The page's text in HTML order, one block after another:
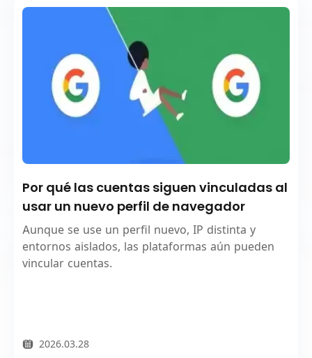
Por qué las cuentas siguen vinculadas al
usar un nuevo perfil de navegador
Aunque se use un perfil nuevo, IP distinta y
entornos aislados, las plataformas aún pueden
vincular cuentas.
2026.03.28